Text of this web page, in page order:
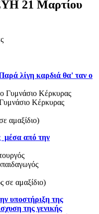
21 Μαρτίου
λίγη καρδιά θα' ταν ο
Γυμνάσιο Κέρκυρας
Κέρκυρας
αμαξίδιο)
μέσα από την
σε αμαξίδιο)
υποστήριξη της
της γενικής